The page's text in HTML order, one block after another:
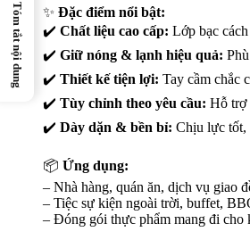
❓ Túi giữ nhiệt có phù hợp cho giao hàng
Rất phù hợp. Túi giữ nhiệt EcozyPack
❓ EcozyPack có nhận in logo lên túi giữ
Có. EcozyPack hỗ trợ in logo và thiết kế
❓ Túi giữ nhiệt EcozyPack có thân thiện
Túi giữ nhiệt được làm từ vật liệu tái chế,
✨ Đặc điểm nổi bật:
✔️ Chất liệu cao cấp: Lớp bạc
✔️ Giữ nóng & lạnh hiệu quả:
✔️ Thiết kế tiện lợi: Tay cầm chắc
✔️ Tùy chỉnh theo yêu cầu: Hỗ trợ
✔️ Dày dặn & bền bỉ: Chịu lực tốt,
📦 Ứng dụng:
– Nhà hàng, quán ăn, dịch vụ giao
– Tiệc sự kiện ngoài trời, buffet,
– Đóng gói thực phẩm mang đi cho
Tóm tắt nội dung